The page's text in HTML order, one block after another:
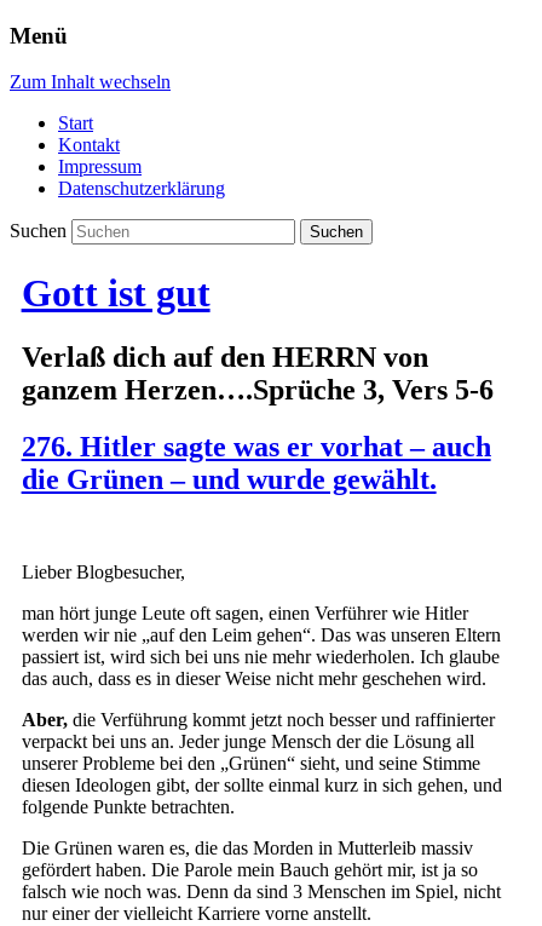
Menü
Zum Inhalt wechseln
Start
Kontakt
Impressum
Datenschutzerklärung
Suchen
Gott ist gut
Verlaß dich auf den HERRN von
ganzem Herzen….Sprüche 3, Vers 5-6
276. Hitler sagte was er vorhat – auch
die Grünen – und wurde gewählt.
Lieber Blogbesucher,
man hört junge Leute oft sagen, einen Verführer wie Hitler
werden wir nie „auf den Leim gehen“. Das was unseren Eltern
passiert ist, wird sich bei uns nie mehr wiederholen. Ich glaube
das auch, dass es in dieser Weise nicht mehr geschehen wird.
Aber,die Verführung kommt jetzt noch besser und raffinierter
verpackt bei uns an. Jeder junge Mensch der die Lösung all
unserer Probleme bei den „Grünen“ sieht, und seine Stimme
diesen Ideologen gibt, der sollte einmal kurz in sich gehen, und
folgende Punkte betrachten.
Die Grünen waren es, die das Morden in Mutterleib massiv
gefördert haben. Die Parole mein Bauch gehört mir, ist ja so
falsch wie noch was. Denn da sind 3 Menschen im Spiel, nicht
nur einer der vielleicht Karriere vorne anstellt.